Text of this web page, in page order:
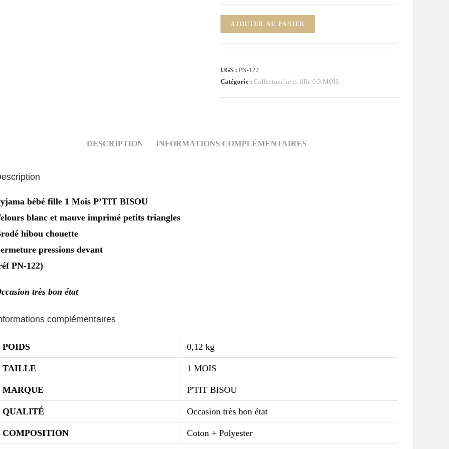
quantité
de
blanc
mauve
P'TIT
AJOUTER AU PANIER
UGS :PN-122
Catégorie :Collection hiver fille 0/3 MOIS
DESCRIPTION INFORMATIONS COMPLÉMENTAIRES
bébé fille 1 Mois P’TIT BISOU
blanc et mauve imprimé petits triangles
hibou chouette
pressions devant
PN-122)
très bon état
complémentaires
POIDS 0,12 kg
TAILLE 1 MOIS
MARQUE P'TIT BISOU
QUALITÉ Occasion très bon état
COMPOSITION Coton + Polyester